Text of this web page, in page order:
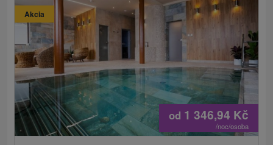
Akcia
od 1 346,94 Kč
/noc/osoba